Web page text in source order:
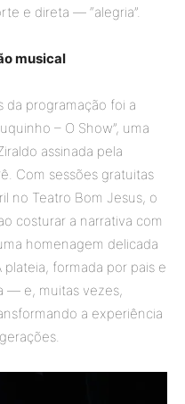
e direta — “alegria”.
musical
da programação foi a
– O Show”, uma
assinada pela
Com sessões gratuitas
no Teatro Bom Jesus, o
costurar a narrativa com
homenagem delicada
formada por pais e
— e, muitas vezes,
a experiência